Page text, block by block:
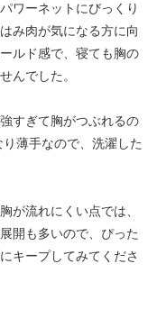
ワーネットにびっくり
み肉が気になる方に向
ルド感で、寝ても胸の
んでした。
すぎて胸がつぶれるの
薄手なので、洗濯した
が流れにくい点では、
開も多いので、ぴった
キープしてみてくださ